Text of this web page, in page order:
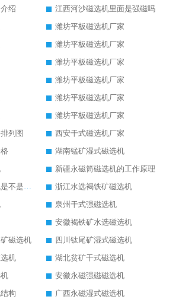
绍
江西河沙磁选机里面是强磁吗
潍坊平板磁选机厂家
潍坊平板磁选机厂家
潍坊平板磁选机厂家
潍坊平板磁选机厂家
潍坊平板磁选机厂家
潍坊平板磁选机厂家
列图
西安干式磁选机厂家
湖南锰矿湿式磁选机
新疆永磁筒磁选机的工作原理
山东永磁筒式磁选机是不是强磁
浙江水选褐铁矿磁选机
泉州干式强磁选机
安徽褐铁矿水选磁选机
磁选机
四川钛尾矿湿式磁选机
机
湖北贫矿干式磁选机
安徽永磁强磁磁选机
构
广西永磁湿式磁选机